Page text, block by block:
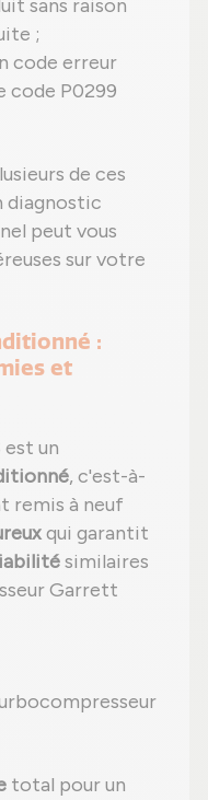
sans raison
;
code erreur
code P0299
de ces
diagnostic
peut vous
sur votre
:
et
un
, c'est-à-
remis à neuf
qui garantit
similaires
Garrett
total pour un